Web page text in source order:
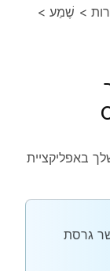
> שֶׁמַע >
באפליקציית
גרסת